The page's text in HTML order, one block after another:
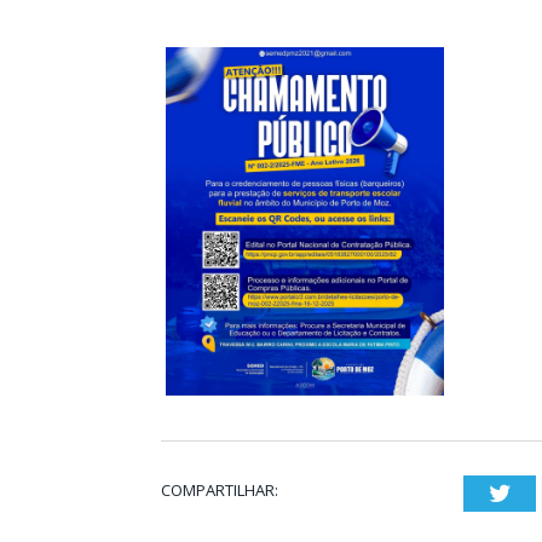
COMPARTILHAR: